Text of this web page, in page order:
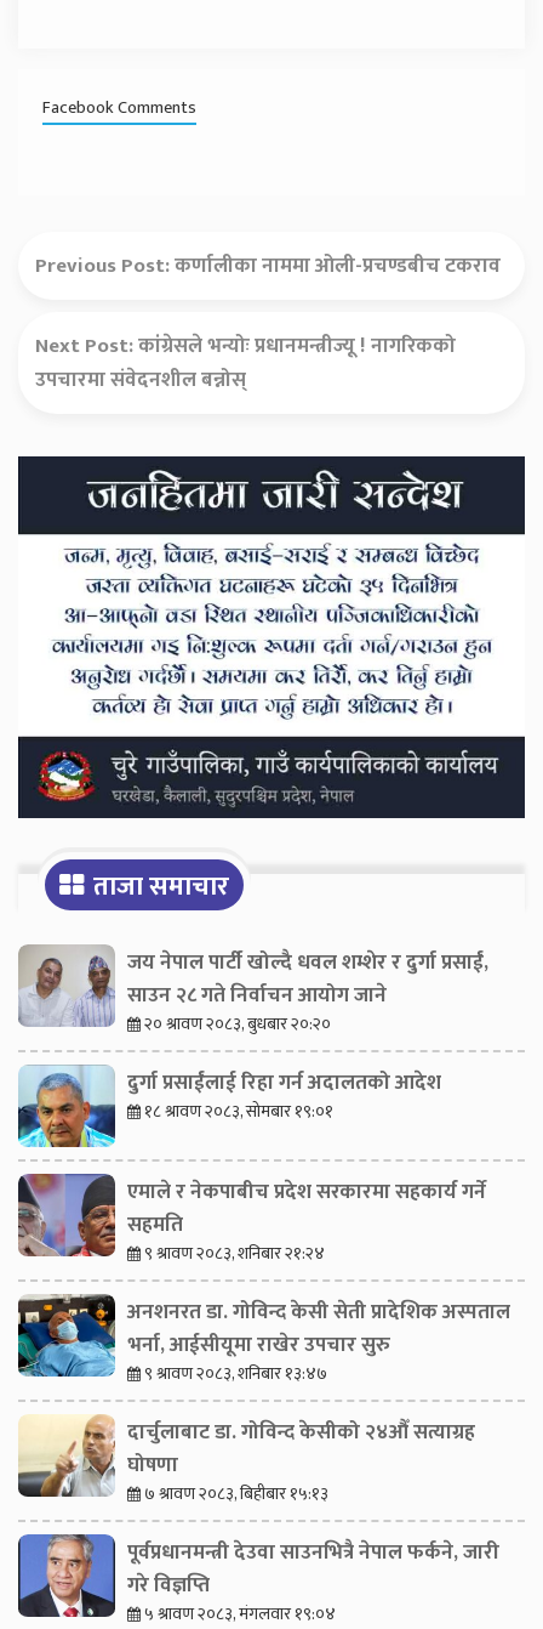
Facebook Comments
Previous Post:कर्णालीका नाममा ओली-प्रचण्डबीच टकराव
Next Post:कांग्रेसले भन्योः प्रधानमन्त्रीज्यू ! नागरिकको
उपचारमा संवेदनशील बन्नोस्
Secondary
Sidebar
ताजा समाचार
जय नेपाल पार्टी खोल्दै धवल शम्शेर र दुर्गा प्रसाईं,
साउन २८ गते निर्वाचन आयोग जाने
२० श्रावण २०८३, बुधबार २०:२०
दुर्गा प्रसाईंलाई रिहा गर्न अदालतको आदेश
१८ श्रावण २०८३, सोमबार १९:०१
एमाले र नेकपाबीच प्रदेश सरकारमा सहकार्य गर्ने
सहमति
९ श्रावण २०८३, शनिबार २१:२४
अनशनरत डा. गोविन्द केसी सेती प्रादेशिक अस्पताल
भर्ना, आईसीयूमा राखेर उपचार सुरु
९ श्रावण २०८३, शनिबार १३:४७
दार्चुलाबाट डा. गोविन्द केसीको २४औँ सत्याग्रह
घोषणा
७ श्रावण २०८३, बिहीबार १५:१३
पूर्वप्रधानमन्त्री देउवा साउनभित्रै नेपाल फर्कने, जारी
गरे विज्ञप्ति
५ श्रावण २०८३, मंगलवार १९:०४